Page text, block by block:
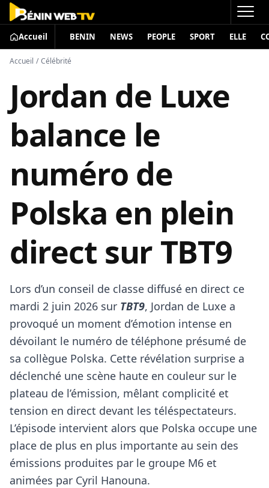
Accueil BENIN NEWS PEOPLE SPORT ELLE
Accueil / Célébrité
Jordan de Luxe
balance le
numéro de
Polska en plein
direct sur TBT9
Lors d’un conseil de classe diffusé en direct ce
mardi 2 juin 2026 sur TBT9, Jordan de Luxe a
provoqué un moment d’émotion intense en
dévoilant le numéro de téléphone présumé de
sa collègue Polska. Cette révélation surprise a
déclenché une scène haute en couleur sur le
plateau de l’émission, mêlant complicité et
tension en direct devant les téléspectateurs.
L’épisode intervient alors que Polska occupe une
place de plus en plus importante au sein des
émissions produites par le groupe M6 et
animées par Cyril Hanouna.